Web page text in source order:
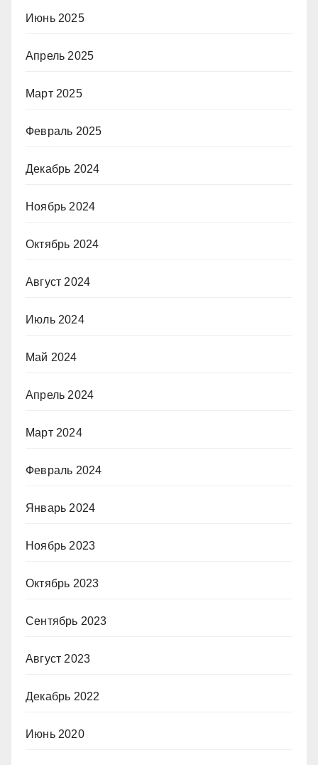
Июнь 2025
Апрель 2025
Март 2025
Февраль 2025
Декабрь 2024
Ноябрь 2024
Октябрь 2024
Август 2024
Июль 2024
Май 2024
Апрель 2024
Март 2024
Февраль 2024
Январь 2024
Ноябрь 2023
Октябрь 2023
Сентябрь 2023
Август 2023
Декабрь 2022
Июнь 2020